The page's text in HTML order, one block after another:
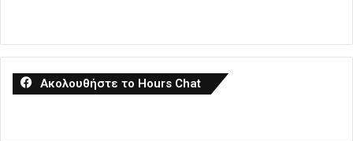
Ακολουθήστε το Hours Chat